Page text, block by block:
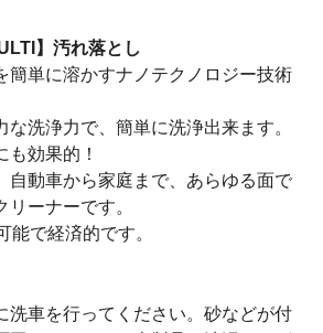
】汚れ落とし
簡単に溶かすナノテクノロジー技術
な洗浄力で、簡単に洗浄出来ます。
も効果的！
自動車から家庭まで、あらゆる面で
ーナーです。
能で経済的です。
洗車を行ってください。砂などが付